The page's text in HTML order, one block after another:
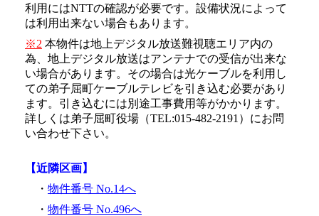
利用にはNTTの確認が必要です。設備状況によって
は利用出来ない場合もあります。
※2 本物件は地上デジタル放送難視聴エリア内の
為、地上デジタル放送はアンテナでの受信が出来な
い場合があります。その場合は光ケーブルを利用し
ての弟子屈町ケーブルテレビを引き込む必要があり
ます。引き込むには別途工事費用等がかかります。
詳しくは弟子屈町役場（TEL:015-482-2191）にお問
い合わせ下さい。
【近隣区画】
・ 物件番号 No.14へ
・ 物件番号 No.496へ